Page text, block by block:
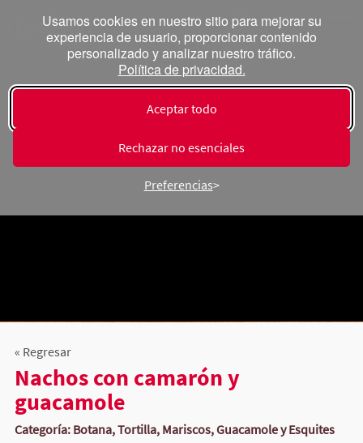
Usamos cookies en nuestro sitio para mejorar su
experiencia de usuario, proporcionar contenido
personalizado y analizar nuestro tráfico.
Política de privacidad.
Aceptar todo
Rechazar no esenciales
Preferencias
« Regresar
Nachos con camarón y
guacamole
Categoría: Botana, Tortilla, Mariscos, Guacamole y Esquites